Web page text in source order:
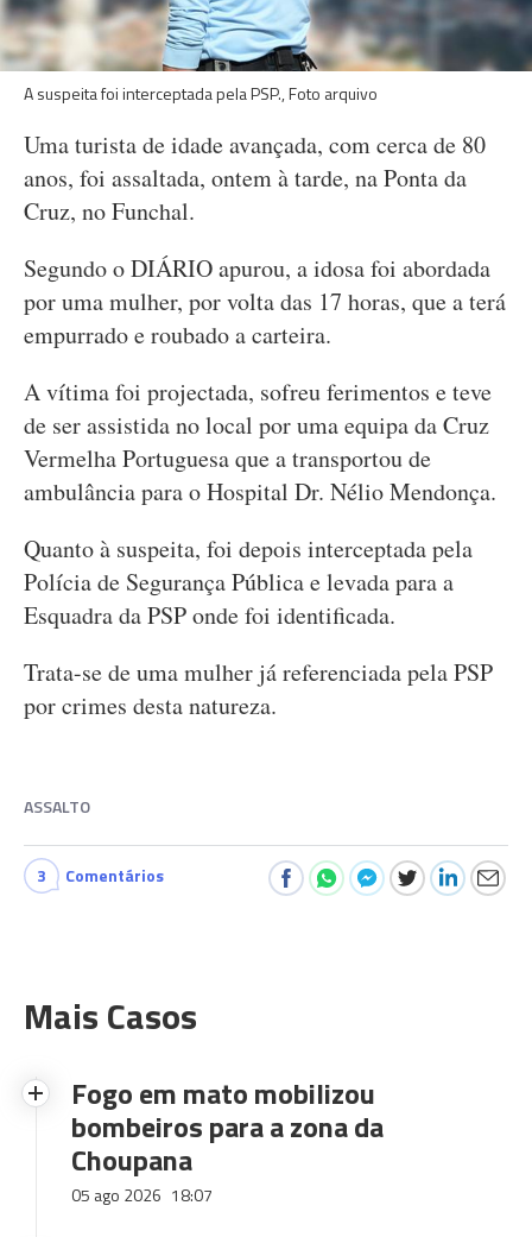
A suspeita foi interceptada pela PSP., Foto arquivo
Uma turista de idade avançada, com cerca de 80
anos, foi assaltada, ontem à tarde, na Ponta da
Cruz, no Funchal.
Segundo o DIÁRIO apurou, a idosa foi abordada
por uma mulher, por volta das 17 horas, que a terá
empurrado e roubado a carteira.
A vítima foi projectada, sofreu ferimentos e teve
de ser assistida no local por uma equipa da Cruz
Vermelha Portuguesa que a transportou de
ambulância para o Hospital Dr. Nélio Mendonça.
Quanto à suspeita, foi depois interceptada pela
Polícia de Segurança Pública e levada para a
Esquadra da PSP onde foi identificada.
Trata-se de uma mulher já referenciada pela PSP
por crimes desta natureza.
ASSALTO
3 Comentários
Mais Casos
Fogo em mato mobilizou
bombeiros para a zona da
Choupana
05 ago 2026 18:07